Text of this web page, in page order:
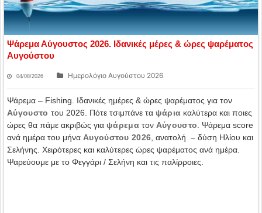
Ψάρεμα Αύγουστος 2026. Ιδανικές μέρες & ώρες ψαρέματος
Αυγούστου
04/08/2026 Ημερολόγιο Αυγούστου 2026
Ψάρεμα – Fishing. Ιδανικές ημέρες & ώρες ψαρέματος για τον
Αύγουστο του 2026. Πότε τσιμπάνε τα ψάρια καλύτερα και ποιες
ώρες θα πάμε ακριβώς για ψάρεματον Αύγουστο . Ψάρεμα score
ανά ημέρα του μήνα Αυγούστου 2026 , ανατολή – δύση Ηλίου και
Σελήνης. Χειρότερες και καλύτερες ώρες ψαρέματος ανά ημέρα.
Ψαρεύουμε με το Φεγγάρι / Σελήνη και τις παλίρροιες.